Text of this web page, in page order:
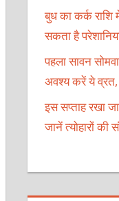
बुध का कर्क राशि
सकता है
पहला सावन
अवश्य करें ये व्रत,
इस सप्ताह रखा
जानें त्योहारों की